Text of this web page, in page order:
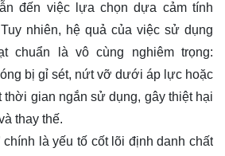
đến việc lựa chọn dựa cảm tính
nhiên, hệ quả của việc sử dụng
chuẩn là vô cùng nghiêm trọng:
bị gỉ sét, nứt vỡ dưới áp lực hoặc
thời gian ngắn sử dụng, gây thiệt hại
thay thế.
là yếu tố cốt lõi định danh chất